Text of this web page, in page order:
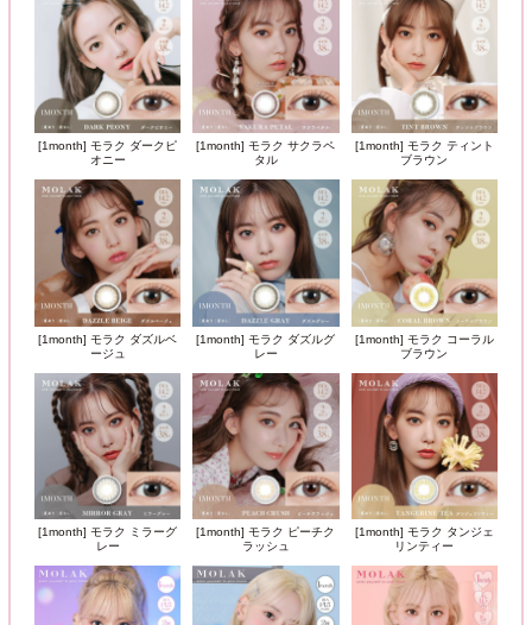
[1month] モラク ダークピ
オニー
[1month] モラク サクラペ
タル
[1month] モラク ティント
ブラウン
[1month] モラク ダズルベ
ージュ
[1month] モラク ダズルグ
レー
[1month] モラク コーラル
ブラウン
[1month] モラク ミラーグ
レー
[1month] モラク ピーチク
ラッシュ
[1month] モラク タンジェ
リンティー